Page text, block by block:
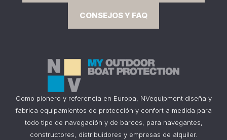
CONSEJOS Y FAQ
Como pionero y referencia en Europa, NVequipment diseña y
fabrica equipamientos de protección y confort a medida para
todo tipo de navegación y de barcos, para navegantes,
constructores, distribuidores y empresas de alquiler.